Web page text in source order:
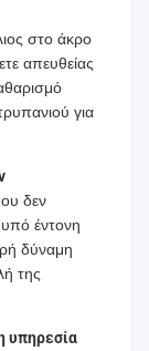
στο άκρο
απευθείας
για
δεν
έντονη
δύναμη
της
υπηρεσία